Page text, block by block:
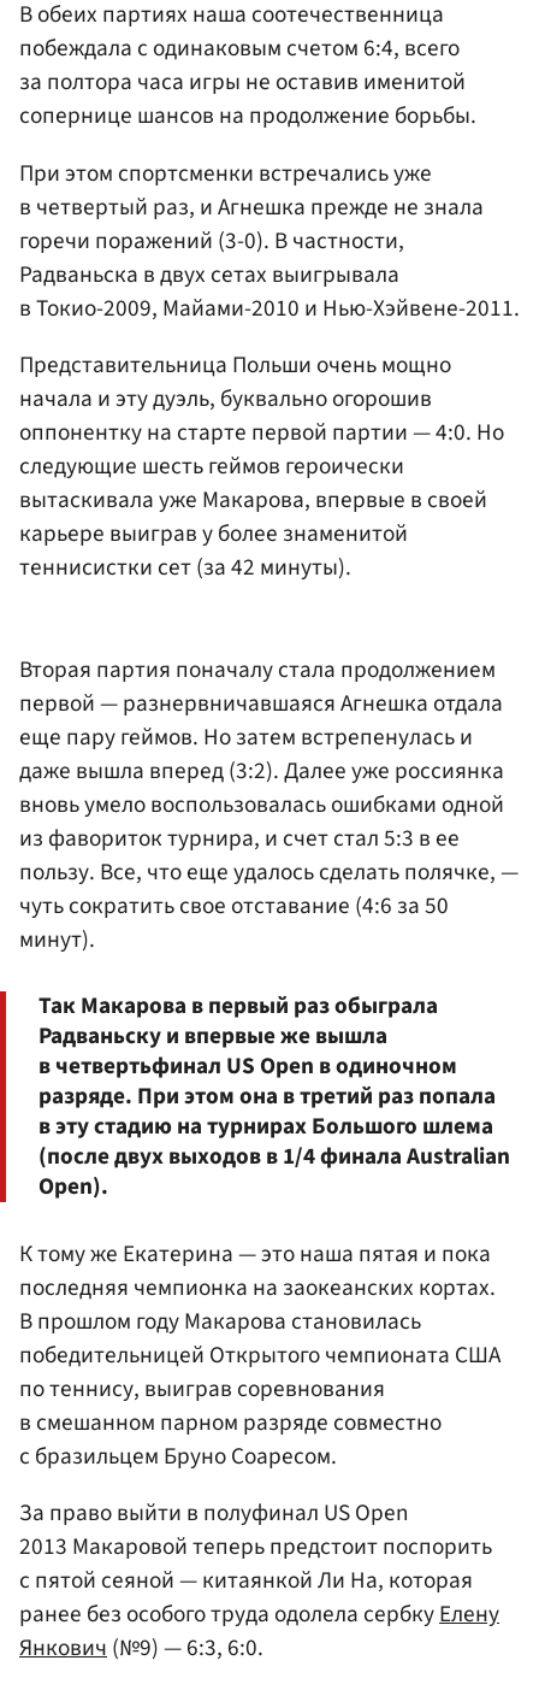
В обеих партиях наша соотечественница
побеждала с одинаковым счетом 6:4, всего
за полтора часа игры не оставив именитой
сопернице шансов на продолжение борьбы.
При этом спортсменки встречались уже
в четвертый раз, и Агнешка прежде не знала
горечи поражений (3-0). В частности,
Радваньска в двух сетах выигрывала
в Токио-2009, Майами-2010 и Нью-Хэйвене-2011.
Представительница Польши очень мощно
начала и эту дуэль, буквально огорошив
оппонентку на старте первой партии — 4:0. Но
следующие шесть геймов героически
вытаскивала уже Макарова, впервые в своей
карьере выиграв у более знаменитой
теннисистки сет (за 42 минуты).
Вторая партия поначалу стала продолжением
первой — разнервничавшаяся Агнешка отдала
еще пару геймов. Но затем встрепенулась и
даже вышла вперед (3:2). Далее уже россиянка
вновь умело воспользовалась ошибками одной
из фавориток турнира, и счет стал 5:3 в ее
пользу. Все, что еще удалось сделать полячке, —
чуть сократить свое отставание (4:6 за 50
минут).
Так Макарова в первый раз обыграла
Радваньску и впервые же вышла
в четвертьфинал US Open в одиночном
разряде. При этом она в третий раз попала
в эту стадию на турнирах Большого шлема
(после двух выходов в 1/4 финала Australian
Open).
К тому же Екатерина — это наша пятая и пока
последняя чемпионка на заокеанских кортах.
В прошлом году Макарова становилась
победительницей Открытого чемпионата США
по теннису, выиграв соревнования
в смешанном парном разряде совместно
с бразильцем Бруно Соаресом.
За право выйти в полуфинал US Open
2013 Макаровой теперь предстоит поспорить
с пятой сеяной — китаянкой Ли На, которая
ранее без особого труда одолела сербкуЕлену
Янкович(№9) — 6:3, 6:0.